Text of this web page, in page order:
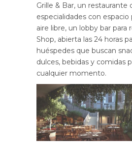
Grille & Bar, un restaurante
especialidades con espacio
aire libre, un lobby bar para
Shop, abierta las 24 horas
huéspedes que buscan
dulces, bebidas y comidas
cualquier momento.